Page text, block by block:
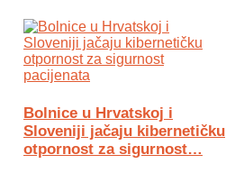
Bolnice u Hrvatskoj i
Sloveniji jačaju kibernetičku
otpornost za sigurnost…